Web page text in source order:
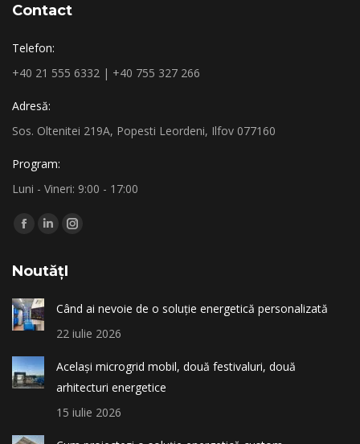
Contact
Telefon:
+40 21 555 6332 | +40 755 327 266
Adresă:
Sos. Oltenitei 219A, Popesti Leordeni, Ilfov 077160
Program:
Luni - Vineri: 9:00 - 17:00
Find us on:
Facebook
opens
in
new
window
Linkedin
opens
new
window
Instagram
new
window
NoutățI
Când ai nevoie de o soluție energetică personalizată
22 iulie 2026
Același microgrid mobil, două festivaluri, două
arhitecturi energetice
15 iulie 2026